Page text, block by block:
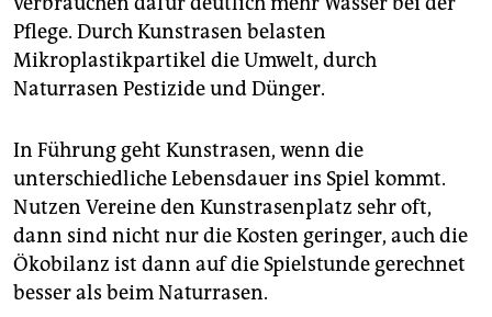
Pflege. Durch Kunstrasen belasten
Mikroplastikpartikel die Umwelt, durch
Naturrasen Pestizide und Dünger.
In Führung geht Kunstrasen, wenn die
unterschiedliche Lebensdauer ins Spiel kommt.
Nutzen Vereine den Kunstrasenplatz sehr oft,
dann sind nicht nur die Kosten geringer, auch die
Ökobilanz ist dann auf die Spielstunde gerechnet
besser als beim Naturrasen.